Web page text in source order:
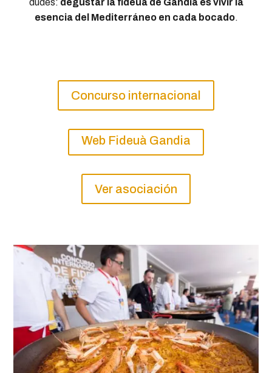
esencia del Mediterráneo en cada bocado.
Concurso internacional
Web Fideuà Gandia
Ver asociación